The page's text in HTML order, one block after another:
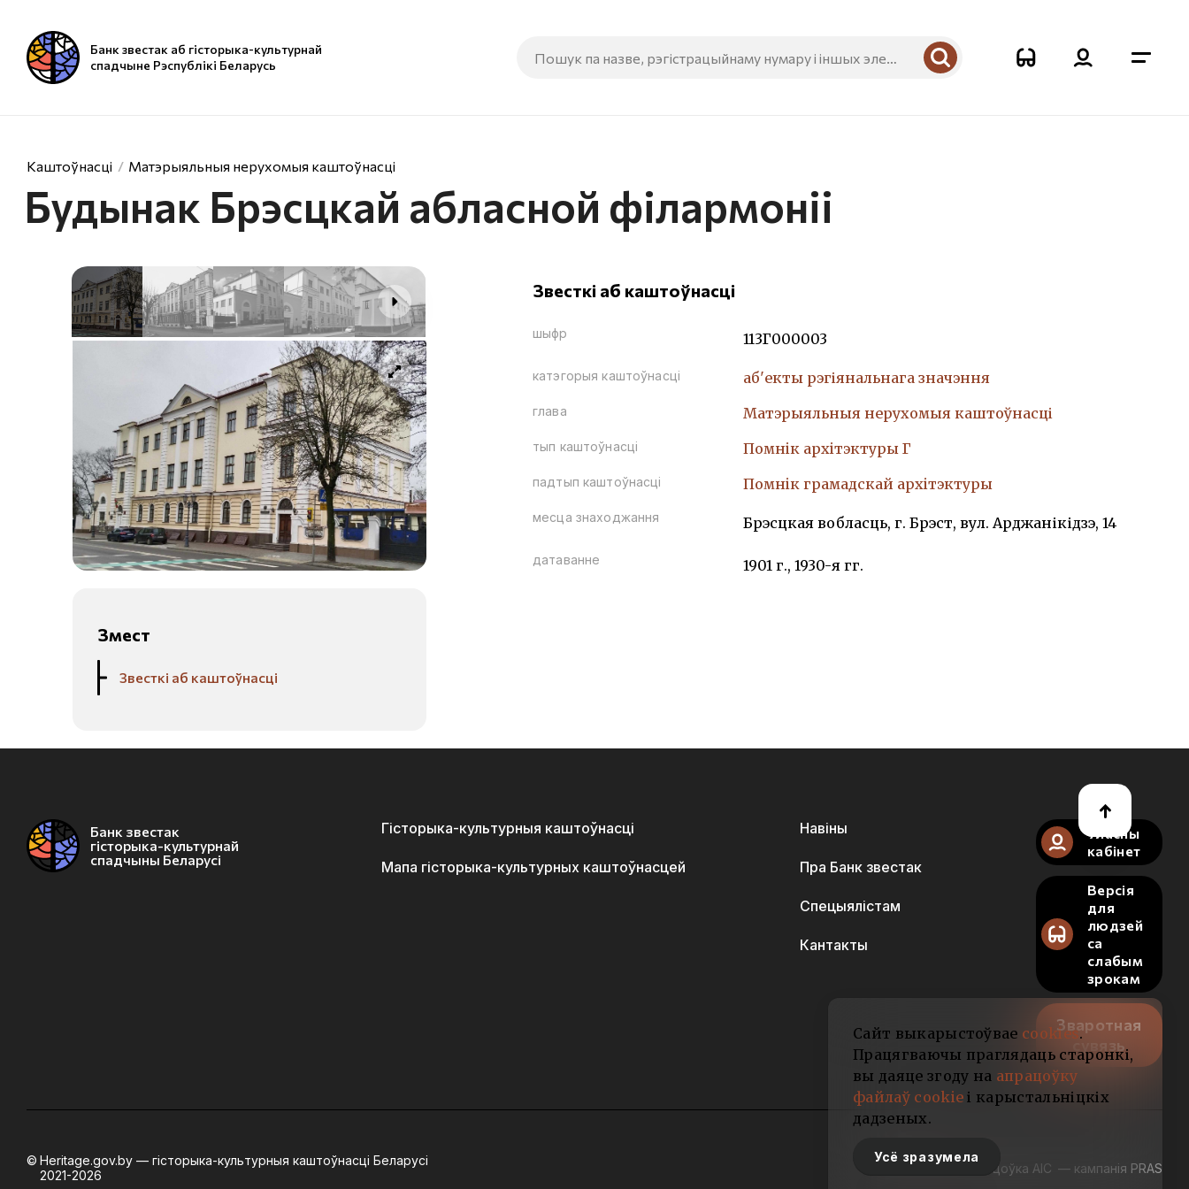
Банк звестак аб гісторыка-культурнай
спадчыне Рэспублікі Беларусь
Каштоўнасці Матэрыяльныя нерухомыя каштоўнасці
Будынак Брэсцкай абласной філармоніі
Змест
Звесткі аб каштоўнасці
Звесткі аб каштоўнасці
шыфр 113Г000003
катэгорыя каштоўнасці аб'екты рэгіянальнага значэння
глава Матэрыяльныя нерухомыя каштоўнасці
тып каштоўнасці Помнiк архiтэктуры Г
падтып каштоўнасці Помнiк грамадскай архiтэктуры
месца знаходжання Брэсцкая вобласць, г. Брэст, вул. Арджанікідзэ, 14
датаванне 1901 г., 1930-я гг.
Банк звестак
гісторыка-культурнай
спадчыны Беларусі
Гісторыка-культурныя каштоўнасці
Мапа гісторыка-культурных каштоўнасцей
Навіны
Пра Банк звестак
Спецыялістам
Кантакты
Уласны
кабінет
Версія
для
людзей
са
слабым
зрокам
Зваротная
сувязь
Heritage.gov.by — гісторыка-культурныя каштоўнасці Беларусі
2021-2026
Распрацоўка АІС — кампанія PRAS
Сайт выкарыстоўвае cookies.
Працягваючы праглядаць старонкі,
вы даяце згоду на апрацоўку
файлаў cookie і карыстальніцкіх
дадзеных.
Усё зразумела